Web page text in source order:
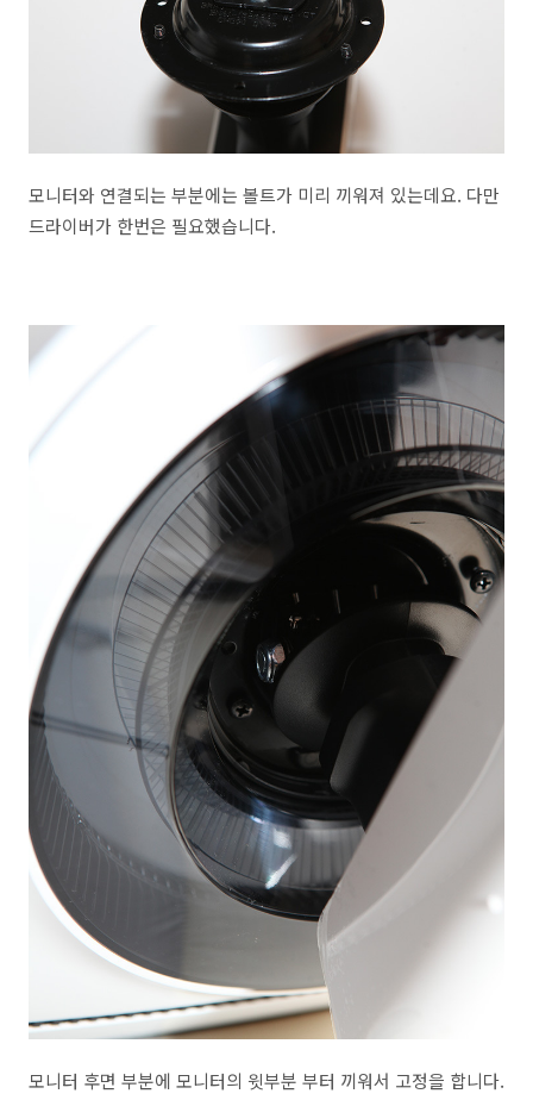
모니터와 연결되는 부분에는 볼트가 미리 끼워져 있는데요. 다만
드라이버가 한번은 필요했습니다.
모니터 후면 부분에 모니터의 윗부분 부터 끼워서 고정을 합니다.